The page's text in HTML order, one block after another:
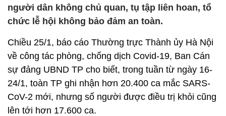
người dân không chủ quan, tụ tập liên hoan, tổ
chức lễ hội không bảo đảm an toàn.
Chiều 25/1, báo cáo Thường trực Thành ủy Hà Nội
về công tác phòng, chống dịch Covid-19, Ban Cán
sự đảng UBND TP cho biết, trong tuần từ ngày 16-
24/1, toàn TP ghi nhận hơn 20.400 ca mắc SARS-
CoV-2 mới, nhưng số người được điều trị khỏi cũng
lên tới hơn 17.600 ca.